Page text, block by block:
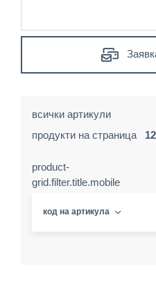
всички артикули
продукти на страница
product-
grid.filter.title.mobile
код на артикула